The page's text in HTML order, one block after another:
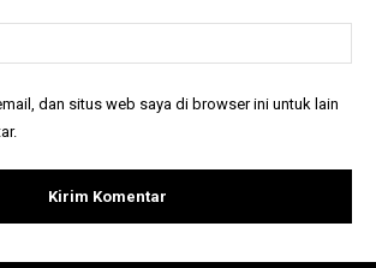
dan situs web saya di browser ini untuk lain